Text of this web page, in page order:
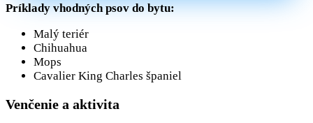
Príklady vhodných psov do bytu:
Malý teriér
Chihuahua
Mops
Cavalier King Charles španiel
Venčenie a aktivita